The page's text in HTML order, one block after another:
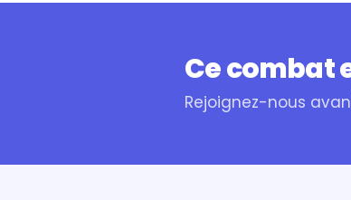
Ce combat
Rejoignez-nous